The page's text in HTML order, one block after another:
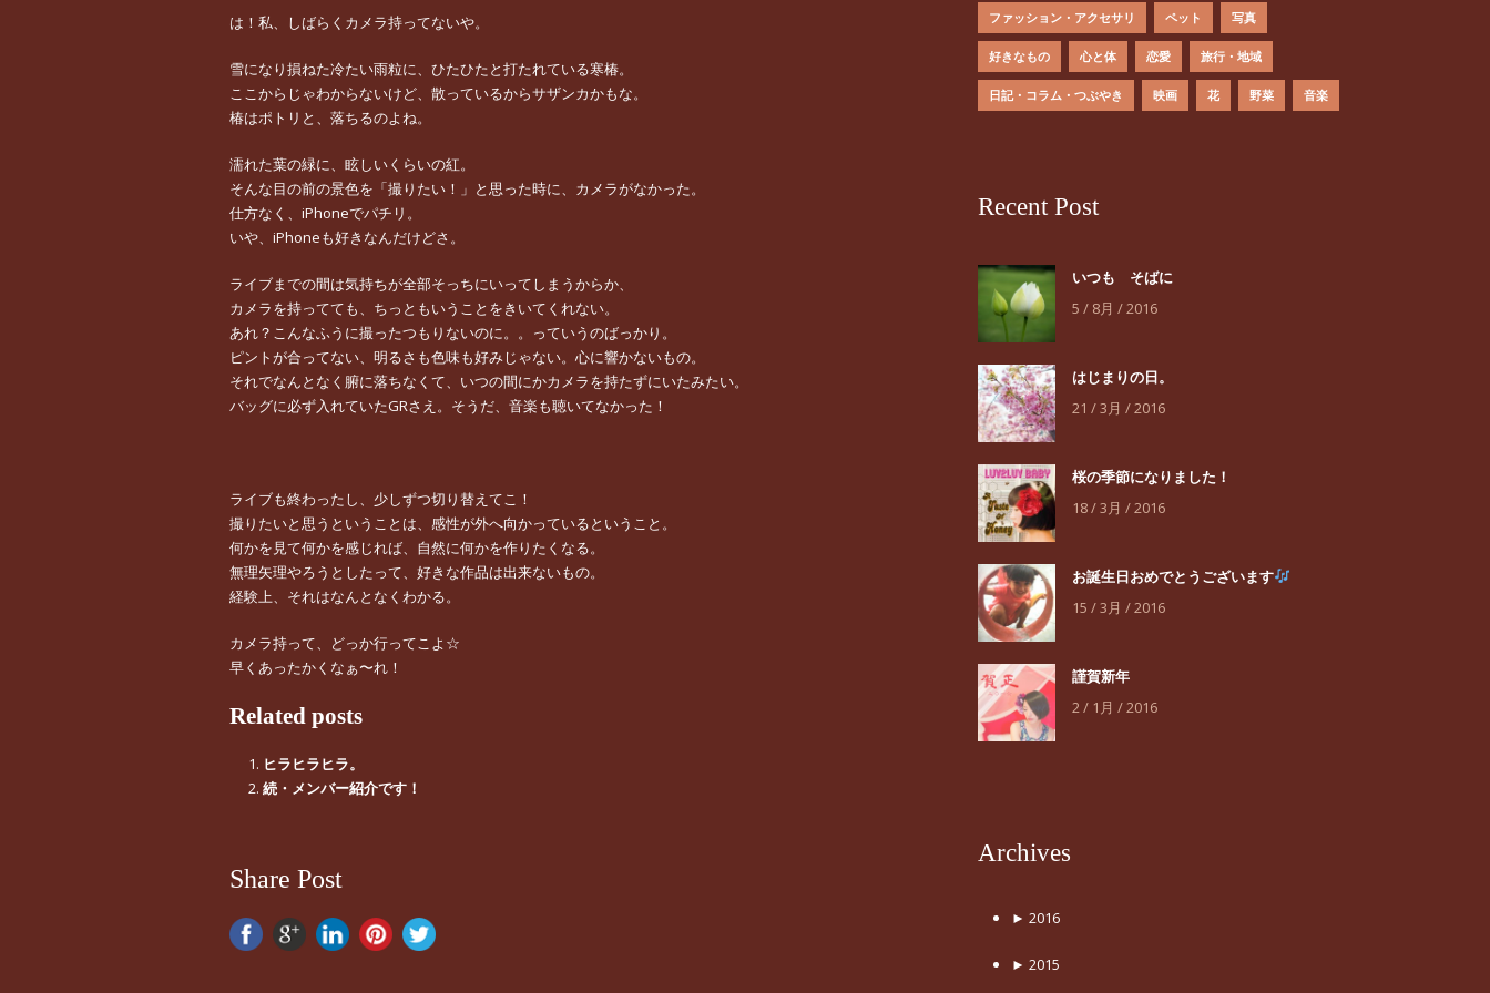
は！私、しばらくカメラ持ってないや。
雪になり損ねた冷たい雨粒に、ひたひたと打たれている寒椿。
ここからじゃわからないけど、散っているからサザンカかもな。
椿はポトリと、落ちるのよね。
濡れた葉の緑に、眩しいくらいの紅。
そんな目の前の景色を「撮りたい！」と思った時に、カメラがなかった。
仕方なく、iPhoneでパチリ。
いや、iPhoneも好きなんだけどさ。
ライブまでの間は気持ちが全部そっちにいってしまうからか、
カメラを持ってても、ちっともいうことをきいてくれない。
あれ？こんなふうに撮ったつもりないのに。。っていうのばっかり。
ピントが合ってない、明るさも色味も好みじゃない。心に響かないもの。
それでなんとなく腑に落ちなくて、いつの間にかカメラを持たずにいたみたい。
バッグに必ず入れていたGRさえ。そうだ、音楽も聴いてなかった！
ライブも終わったし、少しずつ切り替えてこ！
撮りたいと思うということは、感性が外へ向かっているということ。
何かを見て何かを感じれば、自然に何かを作りたくなる。
無理矢理やろうとしたって、好きな作品は出来ないもの。
経験上、それはなんとなくわかる。
カメラ持って、どっか行ってこよ☆
早くあったかくなぁ〜れ！
Related posts
ヒラヒラヒラ。
続・メンバー紹介です！
Share Post
ファッション・アクセサリ ペット 写真
好きなもの 心と体 恋愛 旅行・地域
日記・コラム・つぶやき 映画 花 野菜 音楽
Recent Post
いつも そばに
5 / 8月 / 2016
はじまりの日。
21 / 3月 / 2016
桜の季節になりました！
18 / 3月 / 2016
お誕生日おめでとうございます
15 / 3月 / 2016
謹賀新年
2 / 1月 / 2016
Archives
► 2016
► 2015